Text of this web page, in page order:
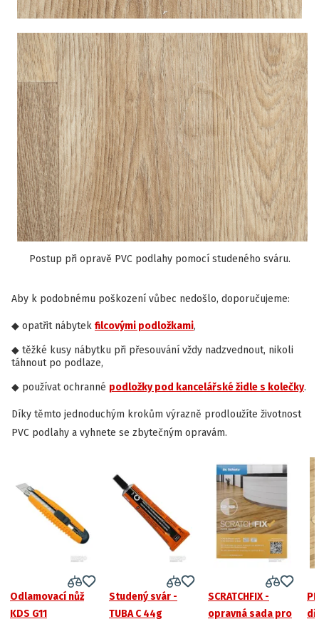
Postup při opravě PVC podlahy pomocí studeného sváru.
Aby k podobnému poškození vůbec nedošlo, doporučujeme:
opatřit nábytek filcovými podložkami,
těžké kusy nábytku při přesouvání vždy nadzvednout, nikoli
táhnout po podlaze,
používat ochranné podložky pod kancelářské židle s kolečky.
Díky těmto jednoduchým krokům výrazně prodloužíte životnost
PVC podlahy a vyhnete se zbytečným opravám.
Odlamovací nůž
KDS G11
Studený svár -
TUBA C 44g
SCRATCHFIX -
opravná sada pro